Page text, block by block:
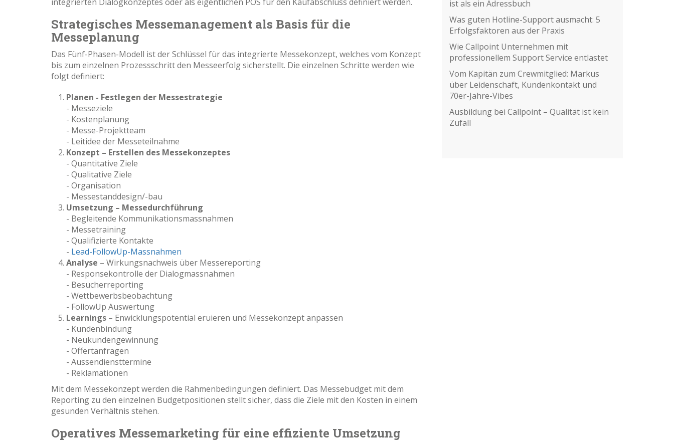
Strategisches Messemanagement als Basis für die
Messeplanung
Das Fünf-Phasen-Modell ist der Schlüssel für das integrierte Messekonzept, welches vom Konzept
bis zum einzelnen Prozessschritt den Messeerfolg sicherstellt. Die einzelnen Schritte werden wie
folgt definiert:
Planen - Festlegen der Messestrategie
- Messeziele
- Kostenplanung
- Messe-Projektteam
- Leitidee der Messeteilnahme
Konzept – Erstellen des Messekonzeptes
- Quantitative Ziele
- Qualitative Ziele
- Organisation
- Messestanddesign/-bau
Umsetzung – Messedurchführung
- Begleitende Kommunikationsmassnahmen
- Messetraining
- Qualifizierte Kontakte
- Lead-FollowUp-Massnahmen
Analyse – Wirkungsnachweis über Messereporting
- Responsekontrolle der Dialogmassnahmen
- Besucherreporting
- Wettbewerbsbeobachtung
- FollowUp Auswertung
Learnings – Enwicklungspotential eruieren und Messekonzept anpassen
- Kundenbindung
- Neukundengewinnung
- Offertanfragen
- Aussendiensttermine
- Reklamationen
Mit dem Messekonzept werden die Rahmenbedingungen definiert. Das Messebudget mit dem
Reporting zu den einzelnen Budgetpositionen stellt sicher, dass die Ziele mit den Kosten in einem
gesunden Verhältnis stehen.
Operatives Messemarketing für eine effiziente Umsetzung
ist als ein Adressbuch
Was guten Hotline-Support ausmacht: 5
Erfolgsfaktoren aus der Praxis
Wie Callpoint Unternehmen mit
professionellem Support Service entlastet
Vom Kapitän zum Crewmitglied: Markus
über Leidenschaft, Kundenkontakt und
70er-Jahre-Vibes
Ausbildung bei Callpoint – Qualität ist kein
Zufall